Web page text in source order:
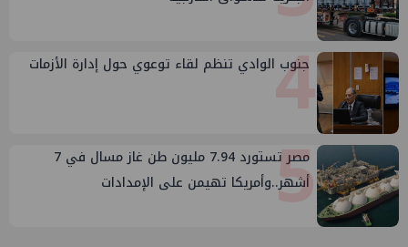
4
جنوب الوادي تنظم لقاء توعوي حول إدارة الأزمات
5
مصر تستورد 7.94 مليون طن غاز مسال في 7
أشهر..وأمريكا تهيمن على الإمدادات